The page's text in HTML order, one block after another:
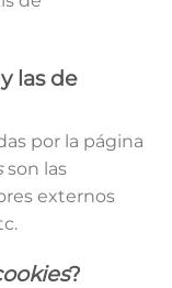
las de
por la página
son las
externos
?